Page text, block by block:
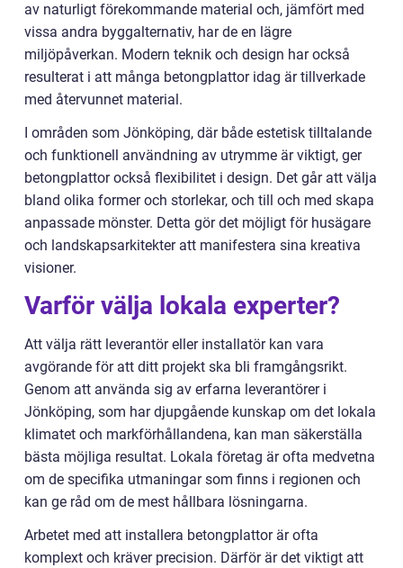
av naturligt förekommande material och, jämfört med
vissa andra byggalternativ, har de en lägre
miljöpåverkan. Modern teknik och design har också
resulterat i att många betongplattor idag är tillverkade
med återvunnet material.
I områden som Jönköping, där både estetisk tilltalande
och funktionell användning av utrymme är viktigt, ger
betongplattor också flexibilitet i design. Det går att välja
bland olika former och storlekar, och till och med skapa
anpassade mönster. Detta gör det möjligt för husägare
och landskapsarkitekter att manifestera sina kreativa
visioner.
Varför välja lokala experter?
Att välja rätt leverantör eller installatör kan vara
avgörande för att ditt projekt ska bli framgångsrikt.
Genom att använda sig av erfarna leverantörer i
Jönköping, som har djupgående kunskap om det lokala
klimatet och markförhållandena, kan man säkerställa
bästa möjliga resultat. Lokala företag är ofta medvetna
om de specifika utmaningar som finns i regionen och
kan ge råd om de mest hållbara lösningarna.
Arbetet med att installera betongplattor är ofta
komplext och kräver precision. Därför är det viktigt att